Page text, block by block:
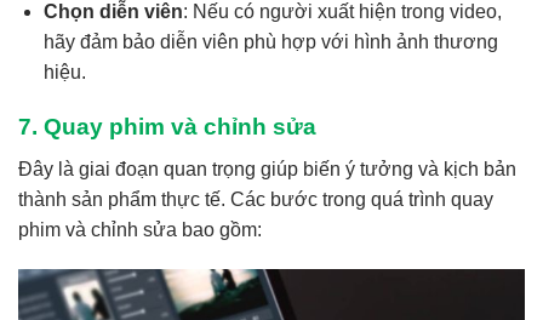
Chọn diễn viên: Nếu có người xuất hiện trong video,
hãy đảm bảo diễn viên phù hợp với hình ảnh thương
hiệu.
7. Quay phim và chỉnh sửa
Đây là giai đoạn quan trọng giúp biến ý tưởng và kịch bản
thành sản phẩm thực tế. Các bước trong quá trình quay
phim và chỉnh sửa bao gồm: